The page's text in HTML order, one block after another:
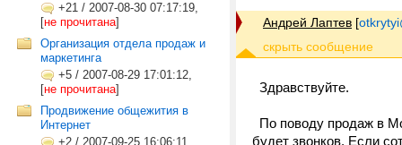
+21 / 2007-08-30 07:17:19,
[не прочитана]
Организация отдела продаж и
маркетинга
+5 / 2007-08-29 17:01:12,
[не прочитана]
Продвижение общежития в
Интернет
+2 / 2007-09-25 16:06:11,
Андрей Лаптев [
Здравствуйте.
По поводу продаж в
будет звонков. Если